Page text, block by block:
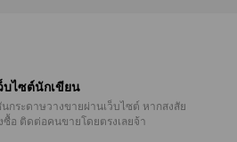
บไซต์นักเขียน
นกระดาษวางขายผ่านเว็บไซต์ หากสงสัย
ซื้อ ติดต่อคนขายโดยตรงเลยจ้า